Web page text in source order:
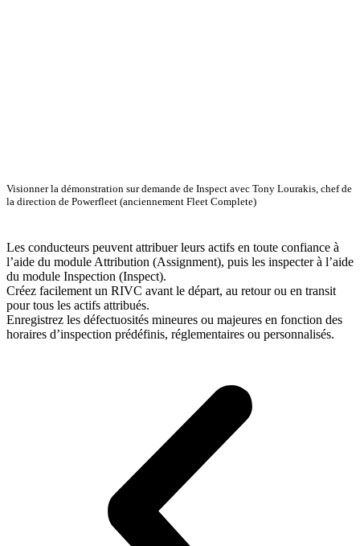
Visionner la démonstration sur demande de Inspect avec Tony Lourakis, chef de
la direction de Powerfleet (anciennement Fleet Complete)
Les conducteurs peuvent attribuer leurs actifs en toute confiance à
l’aide du module Attribution (Assignment), puis les inspecter à l’aide
du module Inspection (Inspect).
Créez facilement un RIVC avant le départ, au retour ou en transit
pour tous les actifs attribués.
Enregistrez les défectuosités mineures ou majeures en fonction des
horaires d’inspection prédéfinis, réglementaires ou personnalisés.